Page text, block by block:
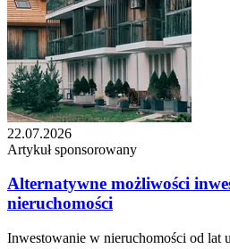
22.07.2026
Artykuł sponsorowany
Alternatywne możliwości
nieruchomości
Inwestowanie w nieruchomości od lat